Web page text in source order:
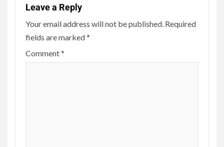
Leave a Reply
Your email address will not be published. Required
fields are marked*
Comment*